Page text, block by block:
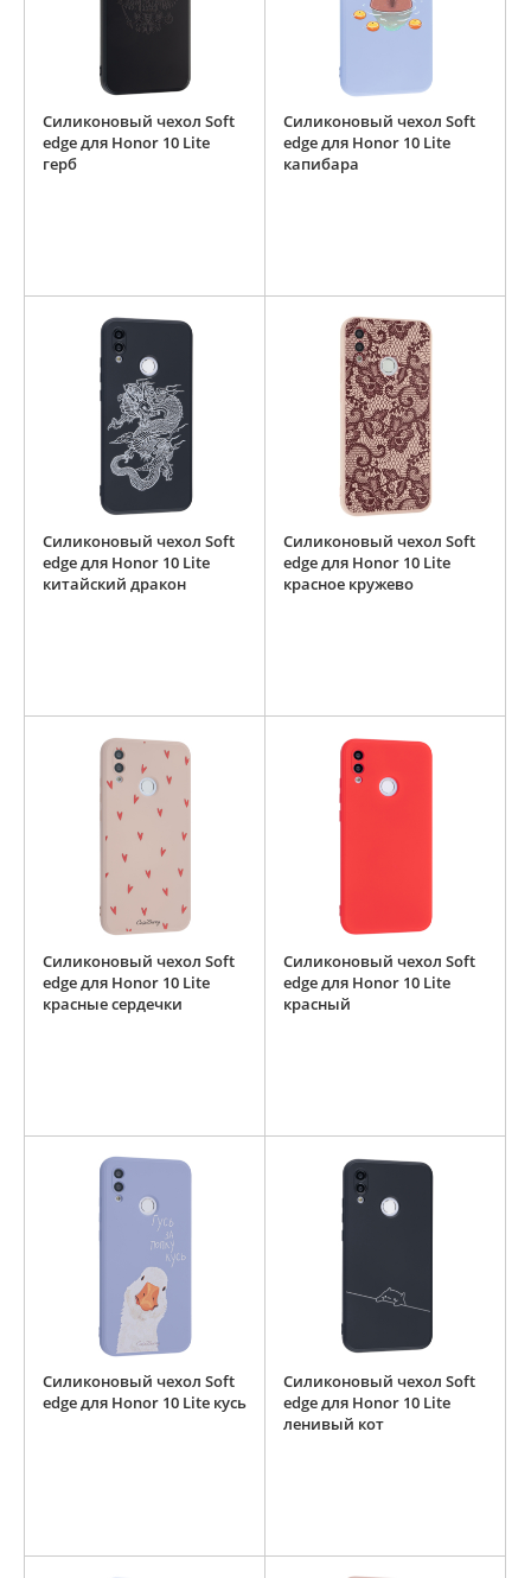
Силиконовый чехол Soft
edge для Honor 10 Lite
герб
Силиконовый чехол Soft
edge для Honor 10 Lite
капибара
Силиконовый чехол Soft
edge для Honor 10 Lite
китайский дракон
Силиконовый чехол Soft
edge для Honor 10 Lite
красное кружево
Силиконовый чехол Soft
edge для Honor 10 Lite
красные сердечки
Силиконовый чехол Soft
edge для Honor 10 Lite
красный
Силиконовый чехол Soft
edge для Honor 10 Lite кусь
Силиконовый чехол Soft
edge для Honor 10 Lite
ленивый кот